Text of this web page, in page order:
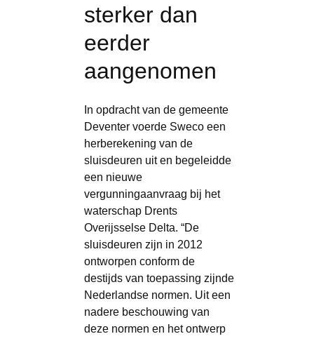
sterker dan
eerder
aangenomen
In opdracht van de gemeente
Deventer voerde Sweco een
herberekening van de
sluisdeuren uit en begeleidde
een nieuwe
vergunningaanvraag bij het
waterschap Drents
Overijsselse Delta. “De
sluisdeuren zijn in 2012
ontworpen conform de
destijds van toepassing zijnde
Nederlandse normen. Uit een
nadere beschouwing van
deze normen en het ontwerp